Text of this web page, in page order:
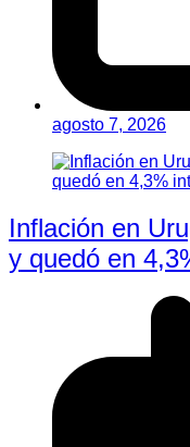
agosto 7, 2026
Inflación en
y quedó en